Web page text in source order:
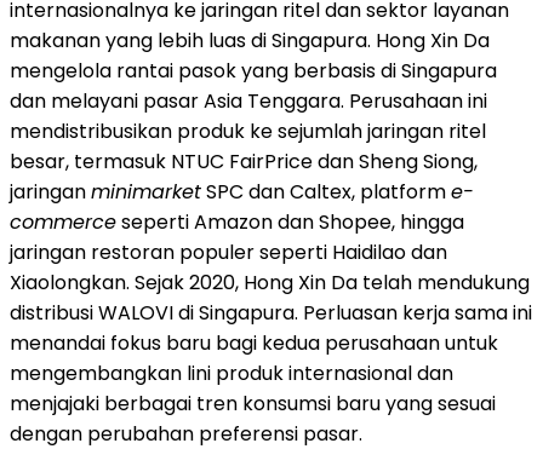
internasionalnya ke jaringan ritel dan sektor layanan
makanan yang lebih luas di Singapura. Hong Xin Da
mengelola rantai pasok yang berbasis di Singapura
dan melayani pasar Asia Tenggara. Perusahaan ini
mendistribusikan produk ke sejumlah jaringan ritel
besar, termasuk NTUC FairPrice dan Sheng Siong,
jaringanminimarketSPC dan Caltex, platforme-
commerceseperti Amazon dan Shopee, hingga
jaringan restoran populer seperti Haidilao dan
Xiaolongkan. Sejak 2020, Hong Xin Da telah mendukung
distribusi WALOVI di Singapura. Perluasan kerja sama ini
menandai fokus baru bagi kedua perusahaan untuk
mengembangkan lini produk internasional dan
menjajaki berbagai tren konsumsi baru yang sesuai
dengan perubahan preferensi pasar.